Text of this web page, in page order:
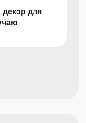
декор для